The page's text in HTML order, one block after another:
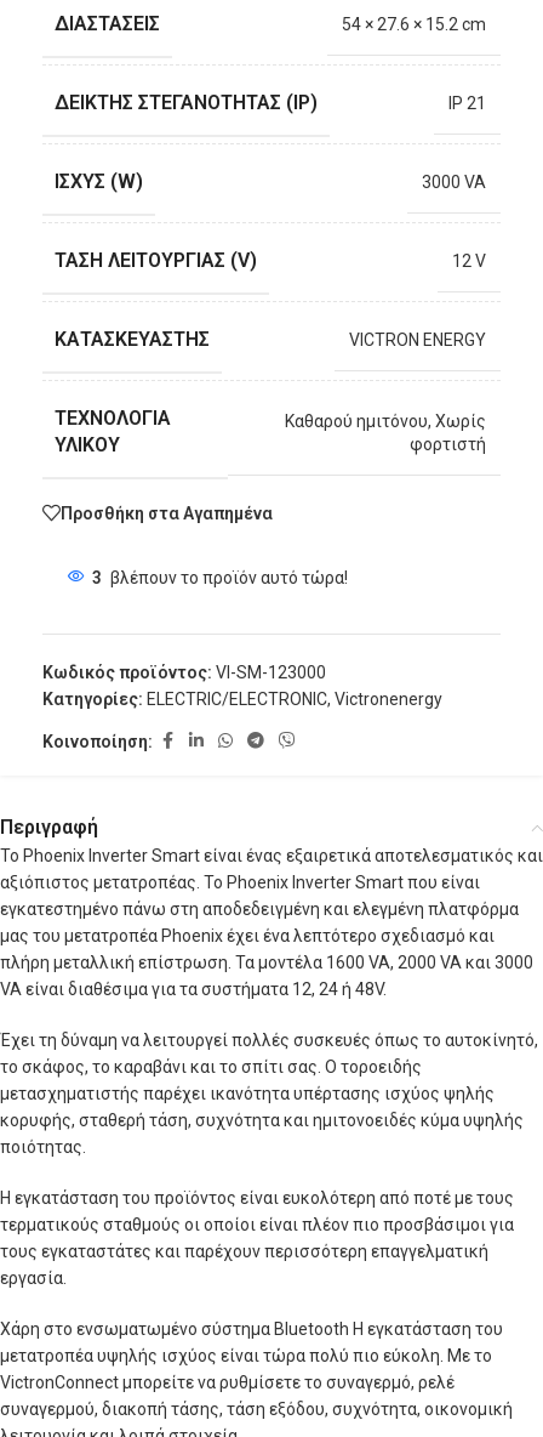
ΔΙΑΣΤΑΣΕΙΣ 54 × 27.6 × 15.2 cm
ΔΕΙΚΤΗΣ ΣΤΕΓΑΝΟΤΗΤΑΣ (IP) IP 21
ΙΣΧΥΣ (W) 3000 VA
ΤΑΣΗ ΛΕΙΤΟΥΡΓΙΑΣ (V) 12 V
ΚΑΤΑΣΚΕΥΑΣΤΗΣ VICTRON ENERGY
ΤΕΧΝΟΛΟΓΙΑ
ΥΛΙΚΟΥ
Καθαρού ημιτόνου, Χωρίς
φορτιστή
Προσθήκη στα Αγαπημένα
3 βλέπουν το προϊόν αυτό τώρα!
Κωδικός προϊόντος: VI-SM-123000
Κατηγορίες: ELECTRIC/ELECTRONIC, Victronenergy
Κοινοποίηση:
Περιγραφή
Το Phoenix Inverter Smart είναι ένας εξαιρετικά αποτελεσματικός και
αξιόπιστος μετατροπέας. Το Phoenix Inverter Smart που είναι
εγκατεστημένο πάνω στη αποδεδειγμένη και ελεγμένη πλατφόρμα
μας του μετατροπέα Phoenix έχει ένα λεπτότερο σχεδιασμό και
πλήρη μεταλλική επίστρωση. Τα μοντέλα 1600 VA, 2000 VA και 3000
VA είναι διαθέσιμα για τα συστήματα 12, 24 ή 48V.
Έχει τη δύναμη να λειτουργεί πολλές συσκευές όπως το αυτοκίνητό,
το σκάφος, το καραβάνι και το σπίτι σας. Ο τοροειδής
μετασχηματιστής παρέχει ικανότητα υπέρτασης ισχύος ψηλής
κορυφής, σταθερή τάση, συχνότητα και ημιτονοειδές κύμα υψηλής
ποιότητας.
Η εγκατάσταση του προϊόντος είναι ευκολότερη από ποτέ με τους
τερματικούς σταθμούς οι οποίοι είναι πλέον πιο προσβάσιμοι για
τους εγκαταστάτες και παρέχουν περισσότερη επαγγελματική
εργασία.
Χάρη στο ενσωματωμένο σύστημα Bluetooth Η εγκατάσταση του
μετατροπέα υψηλής ισχύος είναι τώρα πολύ πιο εύκολη. Με το
VictronConnect μπορείτε να ρυθμίσετε το συναγερμό, ρελέ
συναγερμού, διακοπή τάσης, τάση εξόδου, συχνότητα, οικονομική